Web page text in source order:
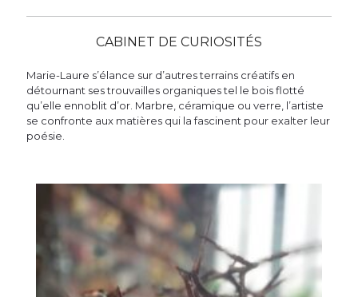
CABINET DE CURIOSITÉS
Marie-Laure s’élance sur d’autres terrains créatifs en
détournant ses trouvailles organiques tel le bois flotté
qu’elle ennoblit d’or. Marbre, céramique ou verre, l’artiste
se confronte aux matières qui la fascinent pour exalter leur
poésie.